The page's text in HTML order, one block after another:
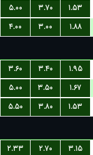
۱.۵۳ ۳.۷۰
۵.۰۰
۱.۸۸ ۳.۰۰
۴.۰۰
۱.۹۵ ۳.۴۰
۳.۶۰
۱.۶۷ ۳.۵۰
۵.۰۰
۱.۵۳ ۳.۸۰
۵.۵۰
۳.۱۵ ۲.۷۰
۲.۳۳